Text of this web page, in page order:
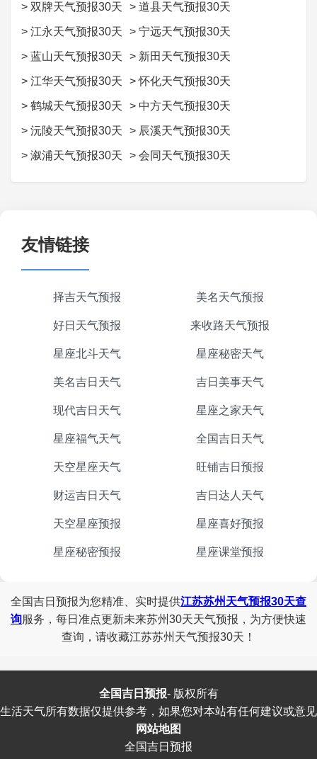
> 双牌天气预报30天 > 道县天气预报30天
> 江永天气预报30天 > 宁远天气预报30天
> 蓝山天气预报30天 > 新田天气预报30天
> 江华天气预报30天 >怀化天气预报30天
> 鹤城天气预报30天 > 中方天气预报30天
> 沅陵天气预报30天 > 辰溪天气预报30天
> 溆浦天气预报30天 > 会同天气预报30天
友情链接
择吉天气预报 美名天气预报
好日天气预报 来收路天气预报
星座北斗天气 星座秘密天气
美名吉日天气 吉日美事天气
现代吉日天气 星座之家天气
星座福气天气 全国吉日天气
天空星座天气 旺铺吉日预报
财运吉日天气 吉日达人天气
天空星座预报 星座喜好预报
星座秘密预报 星座课堂预报
全国吉日预报为您精准、实时提供江苏苏州天气预报30天查
询服务，每日准点更新未来苏州30天天气预报，为方便快速
查询，请收藏江苏苏州天气预报30天！
全国吉日预报-版权所有
生活天气所有数据仅提供参考，如果您对本站有任何建议或意见
网站地图
全国吉日预报